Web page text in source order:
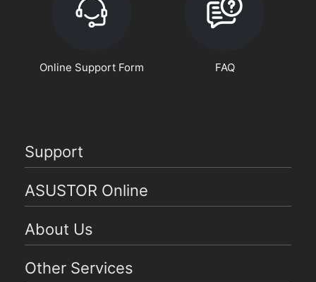
Online Support Form FAQ
Support
ASUSTOR Online
About Us
Other Services